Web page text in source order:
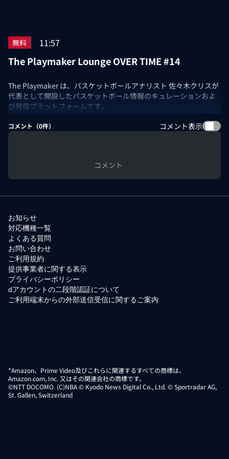
無料 11:57
The Playmaker Lounge OVER TIME #14
The Playmaker は、バスケットボールアナリスト 佐々木クリスが
代表として開設したバスケットボール情報のキュレーションおよ
び発信プラットフォームです。
The Playmaker LoungeにNBA docomo提供の新コーナー「OVER
TIME」が登場！
今回はフィラデルフィア・セブンティシクサーズ vs ニューヨー
出演：佐々木クリス/副島淳/ニコラス武
コメント（0件） コメント表示
コメント
お知らせ
対応機種一覧
よくある質問
お問い合わせ
ご利用規約
提供事業者に関する表示
プライバシーポリシー
dアカウントの二段階認証について
ご利用端末からの外部送信受信に関するご案内
*Amazon、Prime Video及びこれらに関連するすべての商標は、
Amazon.com, Inc. 又はその関連会社の商標です。
©NTT DOCOMO. (C)NBA © Kyodo News Digital Co., Ltd. © Sportradar AG,
St. Gallen, Switzerland